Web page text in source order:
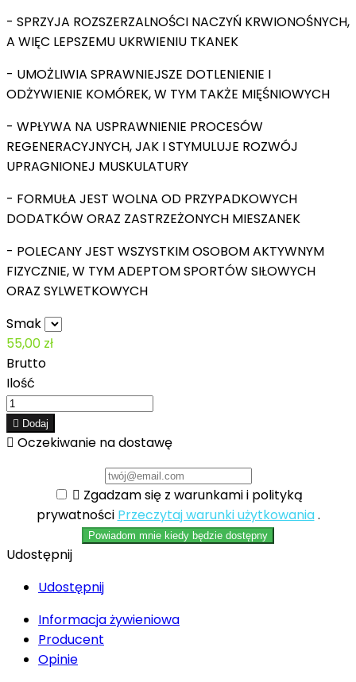
- SPRZYJA ROZSZERZALNOŚCI NACZYŃ KRWIONOŚNYCH,
A WIĘC LEPSZEMU UKRWIENIU TKANEK
- UMOŻLIWIA SPRAWNIEJSZE DOTLENIENIE I
ODŻYWIENIE KOMÓREK, W TYM TAKŻE MIĘŚNIOWYCH
- WPŁYWA NA USPRAWNIENIE PROCESÓW
REGENERACYJNYCH, JAK I STYMULUJE ROZWÓJ
UPRAGNIONEJ MUSKULATURY
- FORMUŁA JEST WOLNA OD PRZYPADKOWYCH
DODATKÓW ORAZ ZASTRZEŻONYCH MIESZANEK
- POLECANY JEST WSZYSTKIM OSOBOM AKTYWNYM
FIZYCZNIE, W TYM ADEPTOM SPORTÓW SIŁOWYCH
ORAZ SYLWETKOWYCH
Smak
55,00 zł
Brutto
Ilość
 Dodaj
 Oczekiwanie na dostawę
 Zgadzam się z warunkami i polityką
prywatności Przeczytaj warunki użytkowania.
Powiadom mnie kiedy będzie dostępny
Udostępnij
Udostępnij
Informacja żywieniowa
Producent
Opinie